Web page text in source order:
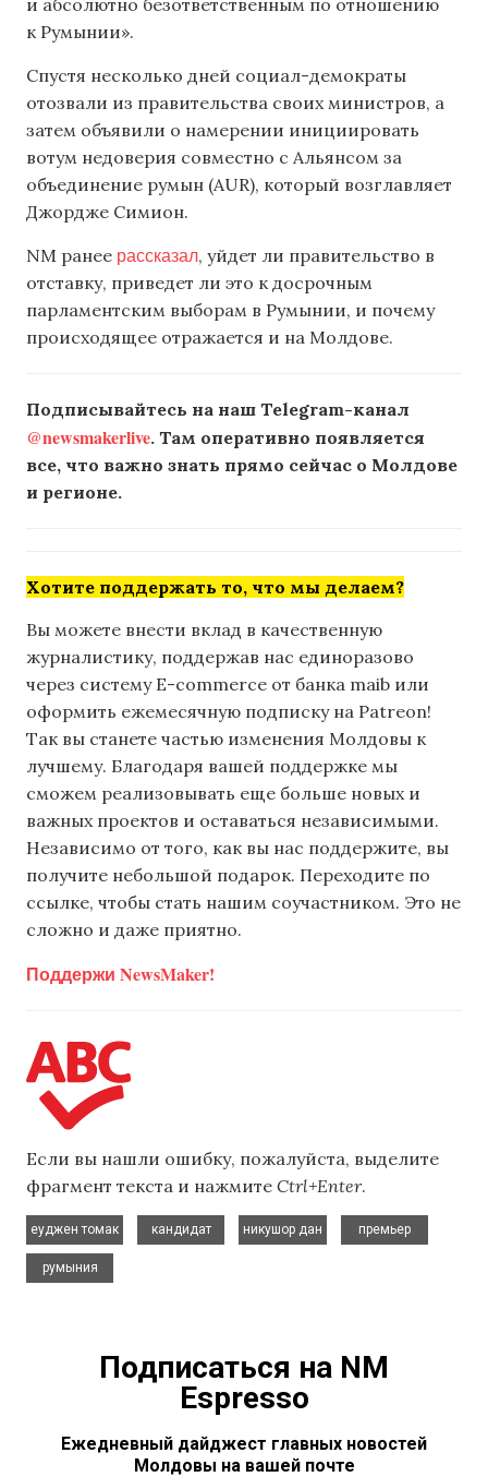
и абсолютно безответственным по отношению
к Румынии».
Спустя несколько дней социал-демократы
отозвали из правительства своих министров, а
затем объявили о намерении инициировать
вотум недоверия совместно с Альянсом за
объединение румын (AUR), который возглавляет
Джордже Симион.
NM ранее рассказал, уйдет ли правительство в
отставку, приведет ли это к досрочным
парламентским выборам в Румынии, и почему
происходящее отражается и на Молдове.
Подписывайтесь на наш Telegram-канал
@newsmakerlive. Там оперативно появляется
все, что важно знать прямо сейчас о Молдове
и регионе.
Хотите поддержать то, что мы делаем?
Вы можете внести вклад в качественную
журналистику, поддержав нас единоразово
через систему E-commerce от банка maib или
оформить ежемесячную подписку на Patreon!
Так вы станете частью изменения Молдовы к
лучшему. Благодаря вашей поддержке мы
сможем реализовывать еще больше новых и
важных проектов и оставаться независимыми.
Независимо от того, как вы нас поддержите, вы
получите небольшой подарок. Переходите по
ссылке, чтобы стать нашим соучастником. Это не
сложно и даже приятно.
Поддержи NewsMaker!
Если вы нашли ошибку, пожалуйста, выделите
фрагмент текста и нажмите Ctrl+Enter.
еуджен томак
кандидат
никушор дан
премьер
румыния
Подписаться на NM
Espresso
Ежедневный дайджест главных новостей
Молдовы на вашей почте